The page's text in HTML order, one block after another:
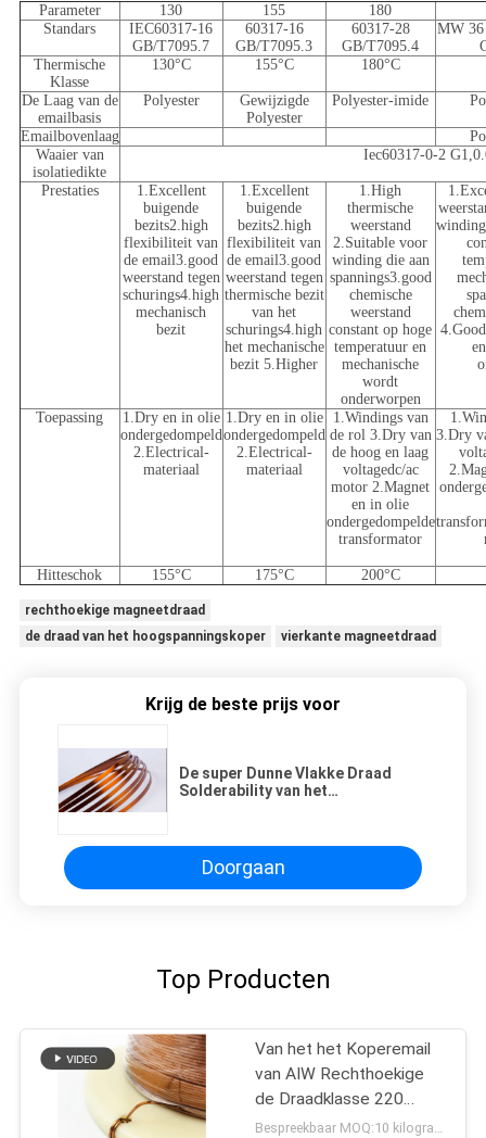
Parameter
130 155
180
Standars
IEC60317-16
GB/T7095.7
60317-16
GB/T7095.3
60317-28
GB/T7095.4
MW 36
Thermische
Klasse
130°C 155°C 180°C
De Laag van de
emailbasis
Polyester
Gewijzigde
Polyester
Polyester-imide
Emailbovenlaag
Waaier van
isolatiedikte
Iec60317-0-2
Prestaties
1.Excellent
buigende
bezits2.high
flexibiliteit van
de email3.good
weerstand tegen
schurings4.high
mechanisch
bezit
1.Excellent
buigende
bezits2.high
flexibiliteit van
de email3.good
weerstand tegen
thermische bezit
van het
schurings4.high
het mechanische
bezit 5.Higher
1.High
thermische
weerstand
2.Suitable voor
winding die aan
spannings3.good
chemische
weerstand
constant op hoge
temperatuur en
mechanische
wordt
onderworpen
Toepassing
1.Dry en in olie
ondergedompeld
2.Electrical-
materiaal
1.Dry en in olie
ondergedompeld
2.Electrical-
materiaal
1.Windings van
de rol 3.Dry van
de hoog en laag
voltagedc/ac
motor 2.Magnet
en in olie
ondergedompelde
transformator
3.Dry
Hitteschok 155°C 175°C 200°C
rechthoekige magneetdraad
de draad van het hoogspanningskoper
vierkante magneetdraad
Krijg de beste prijs voor
De super Dunne Vlakke Draad
Solderability van het
Doorgaan
Top Producten
Van het het Koperemail
van AIW Rechthoekige
de Draadklasse 220
2.0*1.0mm
Bespreekbaar MOQ:10 kilogram/Kilogram